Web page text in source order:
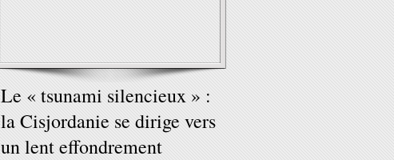
Le « tsunami silencieux » :
la Cisjordanie se dirige vers
un lent effondrement